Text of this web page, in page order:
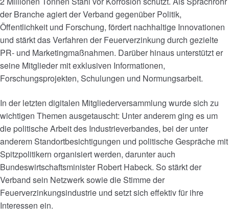
der Branche agiert der Verband gegenüber Politik,
Öffentlichkeit und Forschung, fördert nachhaltige Innovationen
und stärkt das Verfahren der Feuerverzinkung durch gezielte
PR- und Marketingmaßnahmen. Darüber hinaus unterstützt er
seine Mitglieder mit exklusiven Informationen,
Forschungsprojekten, Schulungen und Normungsarbeit.
In der letzten digitalen Mitgliederversammlung wurde sich zu
wichtigen Themen ausgetauscht: Unter anderem ging es um
die politische Arbeit des Industrieverbandes, bei der unter
anderem Standortbesichtigungen und politische Gespräche mit
Spitzpolitikern organisiert werden, darunter auch
Bundeswirtschaftsminister Robert Habeck. So stärkt der
Verband sein Netzwerk sowie die Stimme der
Feuerverzinkungsindustrie und setzt sich effektiv für ihre
Interessen ein.